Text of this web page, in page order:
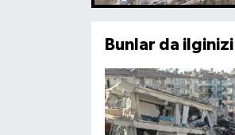
Bunlar da